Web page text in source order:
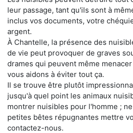
leur passage, tant qu'ils sont à
inclus vos documents, votre
argent.
À Chantelle, la présence des
de vie peut provoquer de graves
drames qui peuvent même
vous aidons à éviter tout ça.
Il se trouve être plutôt
jusqu'à quel point les animaux
montrer nuisibles pour l'homme ;
petites bêtes répugnantes mettre
contactez-nous.